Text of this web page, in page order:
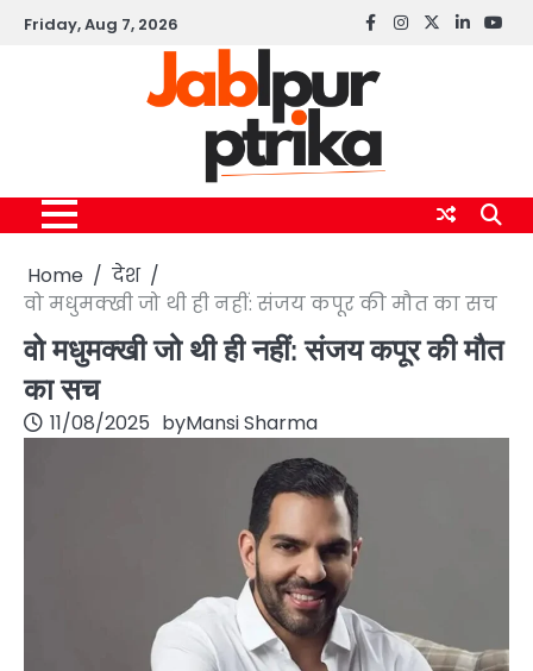
SkipFriday, Aug 7, 2026 Facebook
instagram
twitterlinkedin
Home
देश
वो मधुमक्खी जो थी ही नहीं: संजय कपूर की मौत का सच
वो मधुमक्खी जो थी ही नहीं: संजय कपूर की मौत
का सच
11/08/2025 byMansi Sharma